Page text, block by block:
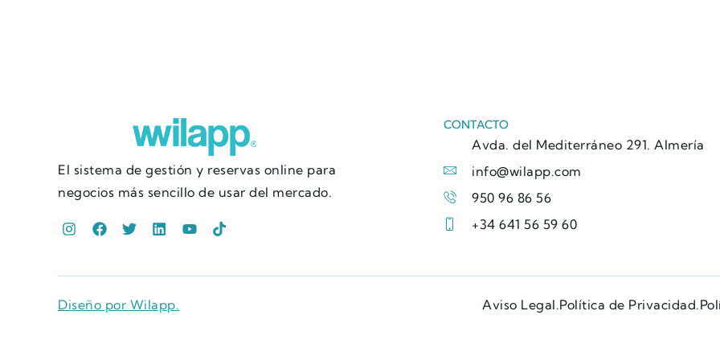
El sistema de gestión y reservas online para
negocios más sencillo de usar del mercado.
CONTACTO
Avda. del Mediterráneo 291. Almería
info@wilapp.com
950 96 86 56
+34 641 56 59 60
Diseño por Wilapp. Aviso Legal.Política de Privacidad.